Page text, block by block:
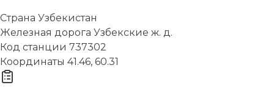
Страна Узбекистан
Железная дорога Узбекские ж. д.
Код станции 737302
Координаты 41.46, 60.31